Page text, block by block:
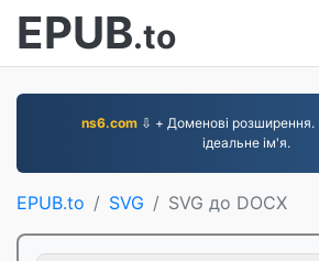
EPUB.to
ns6.com⇩ + Доменові розширення.
ідеальне ім'я.
EPUB.to SVG SVG до DOCX